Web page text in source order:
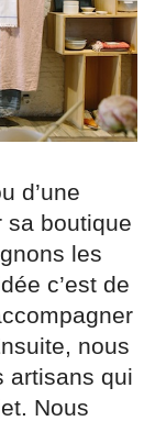
d’une
sa boutique
les
c’est de
nous
artisans qui
Nous